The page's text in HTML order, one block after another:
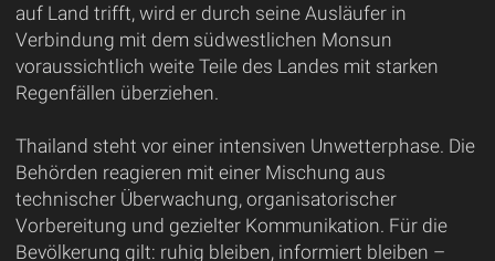
auf Land trifft, wird er durch seine Ausläufer in
Verbindung mit dem südwestlichen Monsun
voraussichtlich weite Teile des Landes mit starken
Regenfällen überziehen.
Thailand steht vor einer intensiven Unwetterphase. Die
Behörden reagieren mit einer Mischung aus
technischer Überwachung, organisatorischer
Vorbereitung und gezielter Kommunikation. Für die
Bevölkerung gilt: ruhig bleiben, informiert bleiben –